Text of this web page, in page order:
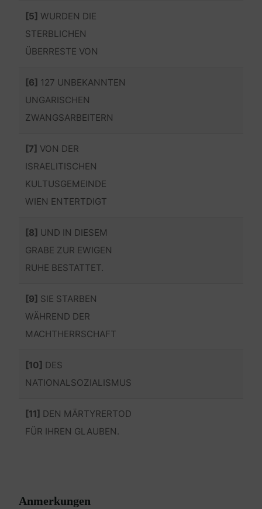
[5]WURDEN DIE
STERBLICHEN
ÜBERRESTE VON
[6] 127 UNBEKANNTEN
UNGARISCHEN
ZWANGSARBEITERN
[7] VON DER
ISRAELITISCHEN
KULTUSGEMEINDE
WIEN ENTERTDIGT
[8] UND IN DIESEM
GRABE ZUR EWIGEN
RUHE BESTATTET.
[9] SIE STARBEN
WÄHREND DER
MACHTHERRSCHAFT
[10] DES
NATIONALSOZIALISMUS
[11] DEN MÄRTYRERTOD
FÜR IHREN GLAUBEN.
Anmerkungen